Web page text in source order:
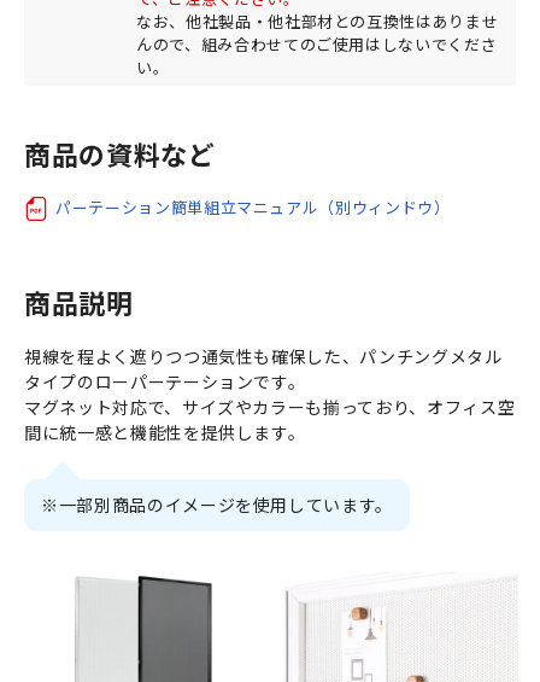
なお、他社製品・他社部材との互換性はありませ
んので、組み合わせてのご使用はしないでくださ
い。
商品の資料など
パーテーション簡単組立マニュアル（別ウィンドウ）
商品説明
視線を程よく遮りつつ通気性も確保した、パンチングメタル
タイプのローパーテーションです。
マグネット対応で、サイズやカラーも揃っており、オフィス空
間に統一感と機能性を提供します。
※一部別商品のイメージを使用しています。